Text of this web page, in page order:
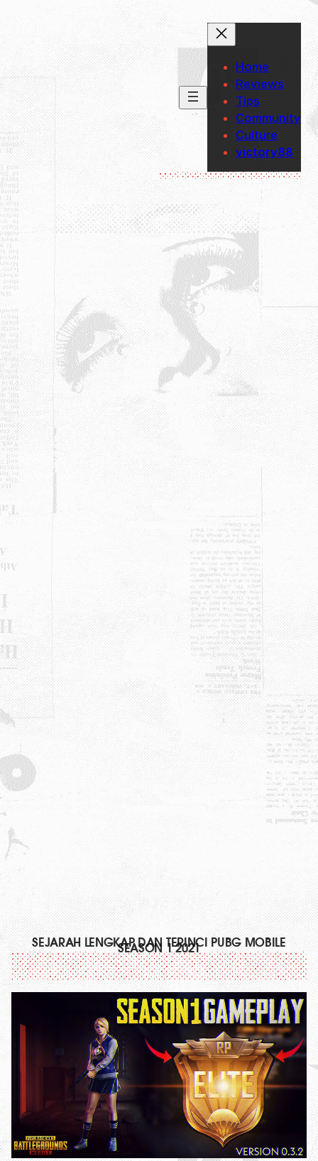
konten
Home
Reviews
Tips
Community
Culture
victory88
SEJARAH LENGKAP DAN TERINCI PUBG MOBILE
SEASON 1 2021